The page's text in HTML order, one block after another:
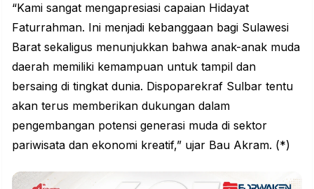
“Kami sangat mengapresiasi capaian Hidayat
Faturrahman. Ini menjadi kebanggaan bagi Sulawesi
Barat sekaligus menunjukkan bahwa anak-anak muda
daerah memiliki kemampuan untuk tampil dan
bersaing di tingkat dunia. Dispoparekraf Sulbar tentu
akan terus memberikan dukungan dalam
pengembangan potensi generasi muda di sektor
pariwisata dan ekonomi kreatif,” ujar Bau Akram. (*)